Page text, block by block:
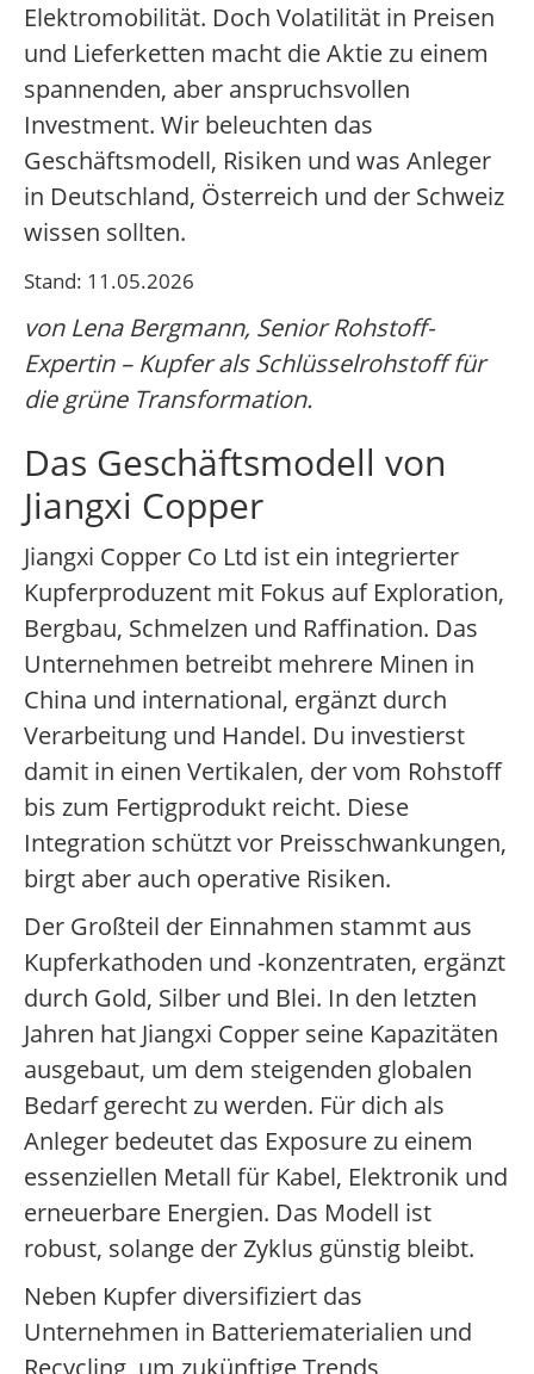
Elektromobilität. Doch Volatilität in Preisen
und Lieferketten macht die Aktie zu einem
spannenden, aber anspruchsvollen
Investment. Wir beleuchten das
Geschäftsmodell, Risiken und was Anleger
in Deutschland, Österreich und der Schweiz
wissen sollten.
Stand: 11.05.2026
von Lena Bergmann, Senior Rohstoff-
Expertin – Kupfer als Schlüsselrohstoff für
die grüne Transformation.
Das Geschäftsmodell von
Jiangxi Copper
Jiangxi Copper Co Ltd ist ein integrierter
Kupferproduzent mit Fokus auf Exploration,
Bergbau, Schmelzen und Raffination. Das
Unternehmen betreibt mehrere Minen in
China und international, ergänzt durch
Verarbeitung und Handel. Du investierst
damit in einen Vertikalen, der vom Rohstoff
bis zum Fertigprodukt reicht. Diese
Integration schützt vor Preisschwankungen,
birgt aber auch operative Risiken.
Der Großteil der Einnahmen stammt aus
Kupferkathoden und -konzentraten, ergänzt
durch Gold, Silber und Blei. In den letzten
Jahren hat Jiangxi Copper seine Kapazitäten
ausgebaut, um dem steigenden globalen
Bedarf gerecht zu werden. Für dich als
Anleger bedeutet das Exposure zu einem
essenziellen Metall für Kabel, Elektronik und
erneuerbare Energien. Das Modell ist
robust, solange der Zyklus günstig bleibt.
Neben Kupfer diversifiziert das
Unternehmen in Batteriematerialien und